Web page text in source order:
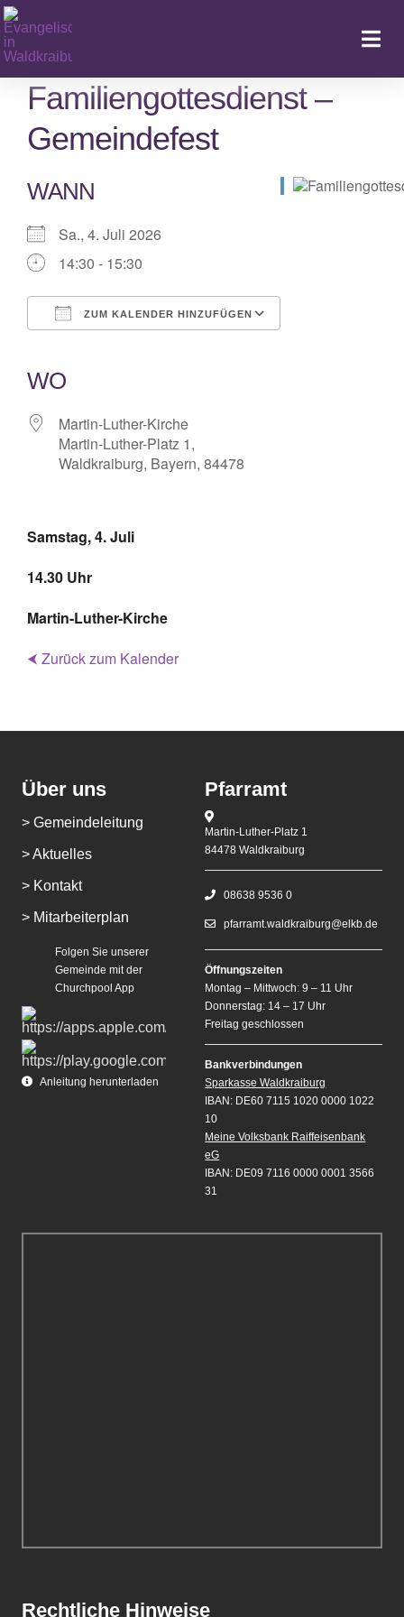
Zum
Inhalt
springen
Familiengottesdienst –
Gemeindefest
WANN
Sa., 4. Juli 2026
14:30 - 15:30
ZUM KALENDER HINZUFÜGEN
WO
Martin-Luther-Kirche
Martin-Luther-Platz 1,
Waldkraiburg, Bayern, 84478
Samstag, 4. Juli
14.30 Uhr
Martin-Luther-Kirche
⮜ Zurück zum Kalender
Über uns
> Gemeindeleitung
> Aktuelles
> Kontakt
> Mitarbeiterplan
Folgen Sie unserer
Gemeinde mit der
Churchpool App
Anleitung herunterladen
Pfarramt
Martin-Luther-Platz 1
84478 Waldkraiburg
08638 9536 0
pfarramt.waldkraiburg@elkb.de
Öffnungszeiten
Montag – Mittwoch: 9 – 11 Uhr
Donnerstag: 14 – 17 Uhr
Freitag geschlossen
Bankverbindungen
Sparkasse Waldkraiburg
IBAN: DE60 7115 1020 0000 1022
10
Meine Volksbank Raiffeisenbank
eG
IBAN: DE09 7116 0000 0001 3566
31
Rechtliche Hinweise